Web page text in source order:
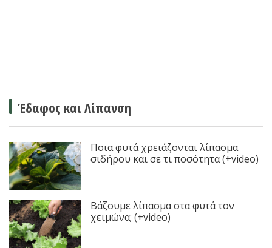
Έδαφος και Λίπανση
Ποια φυτά χρειάζονται λίπασμα
σιδήρου και σε τι ποσότητα (+video)
Βάζουμε λίπασμα στα φυτά τον
χειμώνα; (+video)